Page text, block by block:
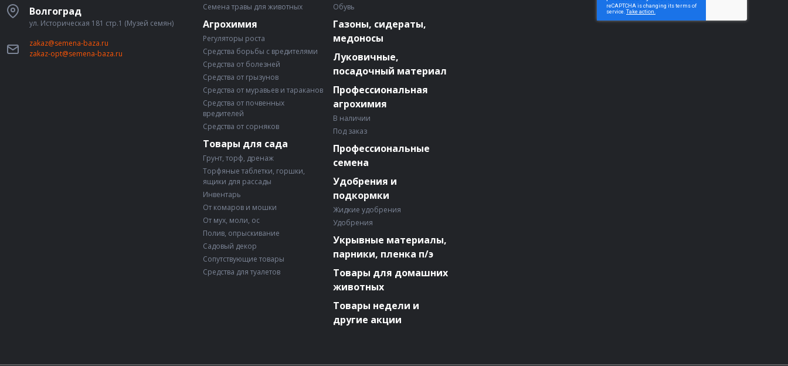
Волгоград
ул. Историческая 181 стр.1 (Музей семян)
zakaz@semena-baza.ru
zakaz-opt@semena-baza.ru
Семена травы для животных
Агрохимия
Регуляторы роста
Средства борьбы с вредителями
Средства от болезней
Средства от грызунов
Средства от муравьев и тараканов
Средства от почвенных
вредителей
Средства от сорняков
Товары для сада
Грунт, торф, дренаж
Торфяные таблетки, горшки,
ящики для рассады
Инвентарь
От комаров и мошки
От мух, моли, ос
Полив, опрыскивание
Садовый декор
Сопутствующие товары
Средства для туалетов
Обувь
Газоны, сидераты,
медоносы
Луковичные,
посадочный материал
Профессиональная
агрохимия
В наличии
Под заказ
Профессиональные
семена
Удобрения и
подкормки
Жидкие удобрения
Удобрения
Укрывные материалы,
парники, пленка п/э
Товары для домашних
животных
Товары недели и
другие акции